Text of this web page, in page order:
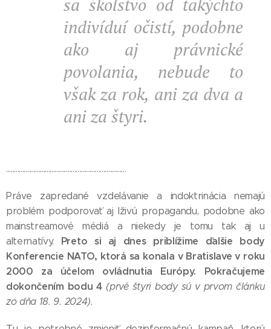
sa školstvo od takýchto
indivíduí očistí, podobne
ako aj právnické
povolania, nebude to
však za rok, ani za dva a
ani za štyri.
..........................................................................
Práve zapredané vzdelávanie a indoktrinácia nemajú
problém podporovať aj lživú propagandu, podobne ako
mainstreamové médiá a niekedy je tomu tak aj u
alternatívy. Preto si aj dnes priblížime ďalšie body
Konferencie NATO, ktorá sa konala v Bratislave v roku
2000 za účelom ovládnutia Európy. Pokračujeme
dokončením bodu 4 (prvé štyri body sú v prvom článku
zo dňa 18. 9. 2024).